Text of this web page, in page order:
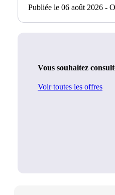
Publiée le 06 août 2026 -
Vous souhaitez
Voir toutes les offres